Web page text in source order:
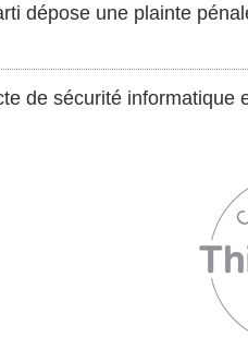
dépose une plainte
de sécurité